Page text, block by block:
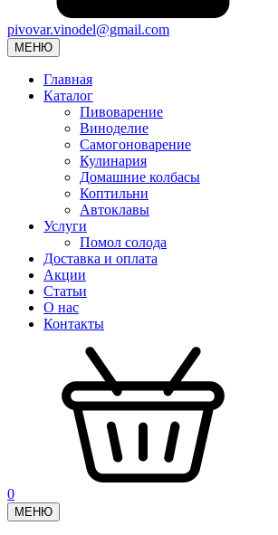
pivovar.vinodel@gmail.com
МЕНЮ
Главная
Каталог
Пивоварение
Виноделие
Самогоноварение
Кулинария
Домашние колбасы
Коптильни
Автоклавы
Услуги
Помол солода
Доставка и оплата
Акции
Статьи
О нас
Контакты
0
МЕНЮ